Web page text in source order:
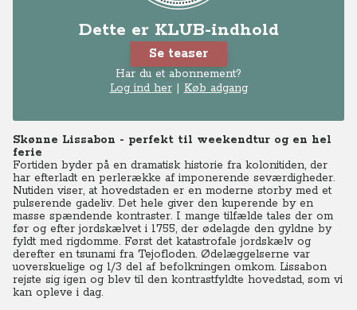
Dette er KLUB-indhold
Se teaser
Har du et abonnement?
Log ind her| Køb adgang
Skønne Lissabon - perfekt til weekendtur og en hel
ferie
Fortiden byder på en dramatisk historie fra kolonitiden, der
har efterladt en perlerække af imponerende seværdigheder.
Nutiden viser, at hovedstaden er en moderne storby med et
pulserende gadeliv. Det hele giver den kuperende by en
masse spændende kontraster. I mange tilfælde tales der om
før og efter jordskælvet i 1755, der ødelagde den gyldne by
fyldt med rigdomme. Først det katastrofale jordskælv og
derefter en tsunami fra Tejofloden. Ødelæggelserne var
uoverskuelige og 1/3 del af befolkningen omkom. Lissabon
rejste sig igen og blev til den kontrastfyldte hovedstad, som vi
kan opleve i dag.